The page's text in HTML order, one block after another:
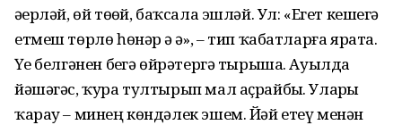
әҙерләй, өй төҙөй, баҡсала эшләй. Ул: «Егет кешегә
етмеш төрлө һөнәр ҙә әҙ», – тип ҡабатларға ярата.
Үҙе белгәнен беҙгә өйрәтергә тырыша. Ауылда
йәшәгәс, ҡура тултырып мал аҫрайбыҙ. Уларҙы
ҡарау – минең көндәлек эшем. Йәй етеү менән